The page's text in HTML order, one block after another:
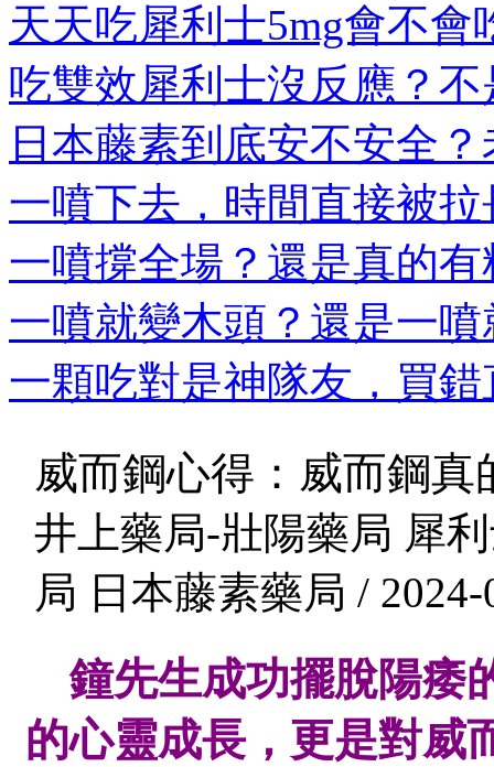
天天吃犀利士5mg會不會
吃雙效犀利士沒反應？
日本藤素到底安不安全
一噴下去，時間直接被
一噴撐全場？還是真的
一噴就變木頭？還是一
一顆吃對是神隊友，買
威而鋼心得：威而鋼真
井上藥局-壯陽藥局 犀
局 日本藤素藥局 / 2024-
鐘先生成功擺脫陽痿
的心靈成長，更是對威